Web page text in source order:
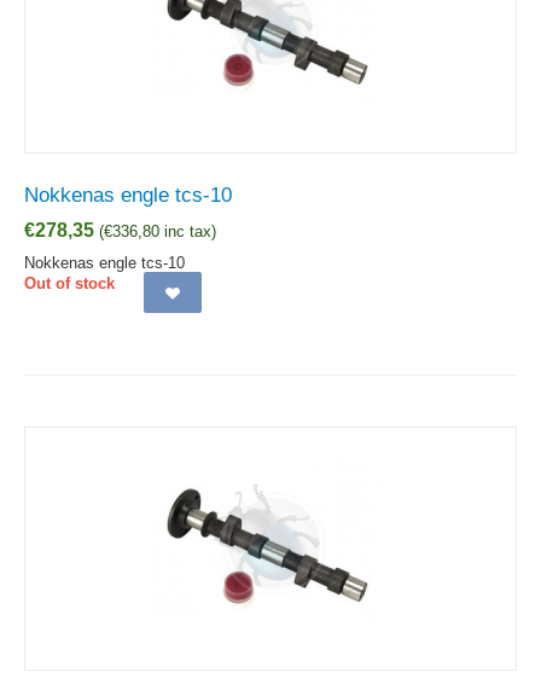
Nokkenas engle tcs-10
€278,35 (€336,80 inc tax)
Nokkenas engle tcs-10
Out of stock